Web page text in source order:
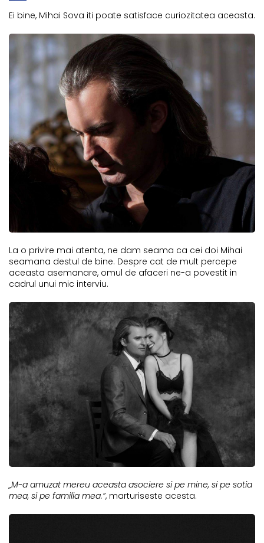
Ei bine, Mihai Sova iti poate satisface curiozitatea aceasta.
La o privire mai atenta, ne dam seama ca cei doi Mihai
seamana destul de bine. Despre cat de mult percepe
aceasta asemanare, omul de afaceri ne-a povestit in
cadrul unui mic interviu.
„M-a amuzat mereu aceasta asociere si pe mine, si pe sotia
mea, si pe familia mea.”, marturiseste acesta.